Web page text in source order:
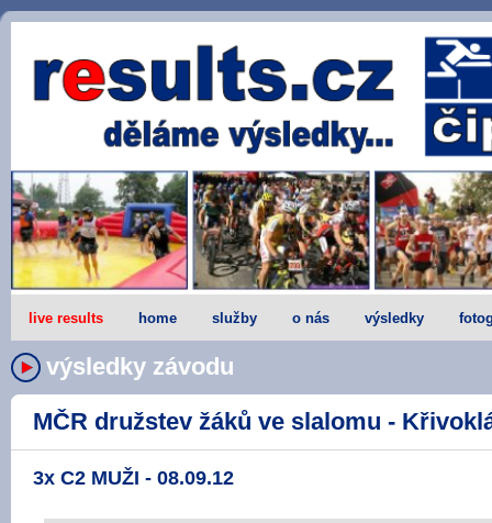
live results home služby o nás výsledky
výsledky závodu
MČR družstev žáků ve slalomu -
3x C2 MUŽI - 08.09.12